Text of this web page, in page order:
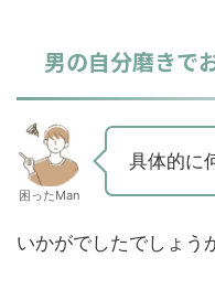
男の自分磨きで
困ったMan
具体的に
いかがでしたでしょう